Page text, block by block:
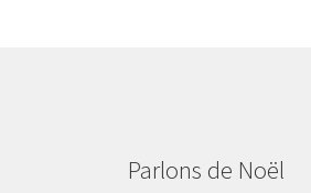
Parlons de Noël